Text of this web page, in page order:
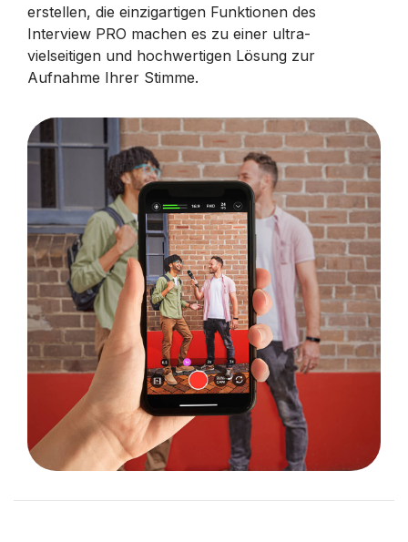
erstellen, die einzigartigen Funktionen des
Interview PRO machen es zu einer ultra-
vielseitigen und hochwertigen Lösung zur
Aufnahme Ihrer Stimme.